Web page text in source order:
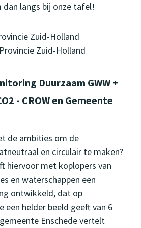
langs bij onze tafel!
Zuid-Holland
Zuid-Holland
Duurzaam GWW +
- CROW en Gemeente
de ambities om de
en circulair te maken?
hiervoor met koplopers van
en waterschappen een
ontwikkeld, dat op
een helder beeld geeft van 6
Enschede vertelt